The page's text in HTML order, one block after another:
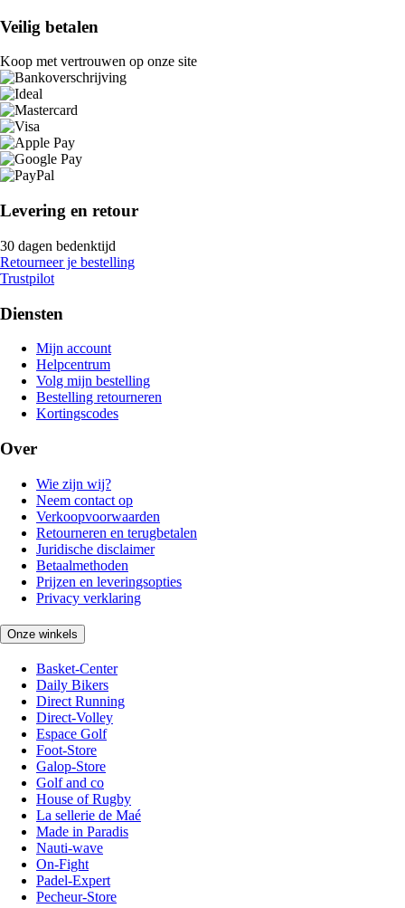
Veilig betalen
Koop met vertrouwen op onze site
Levering en retour
30 dagen bedenktijd
Retourneer je bestelling
Trustpilot
Diensten
Mijn account
Helpcentrum
Volg mijn bestelling
Bestelling retourneren
Kortingscodes
Over
Wie zijn wij?
Neem contact op
Verkoopvoorwaarden
Retourneren en terugbetalen
Juridische disclaimer
Betaalmethoden
Prijzen en leveringsopties
Privacy verklaring
Onze winkels
Basket-Center
Daily Bikers
Direct Running
Direct-Volley
Espace Golf
Foot-Store
Galop-Store
Golf and co
House of Rugby
La sellerie de Maé
Made in Paradis
Nauti-wave
On-Fight
Padel-Expert
Pecheur-Store